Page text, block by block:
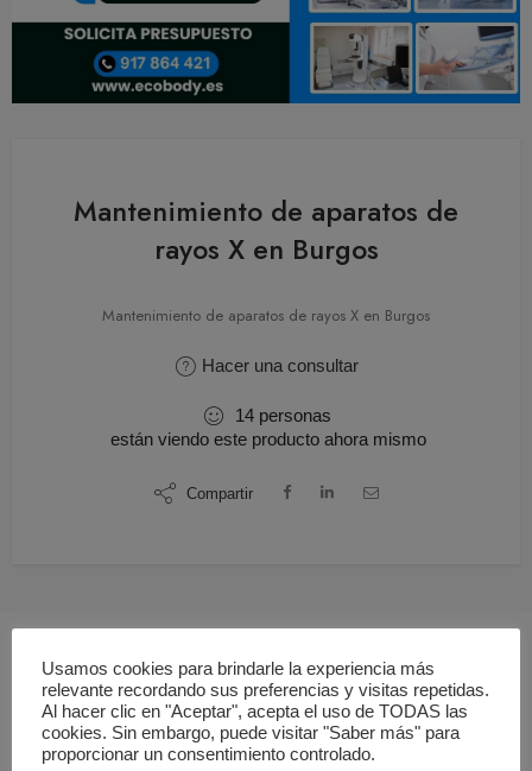
Mantenimiento de aparatos de
rayos X en Burgos
Mantenimiento de aparatos de rayos X en Burgos
Hacer una consultar
14 personas
están viendo este producto ahora mismo
Compartir
Descripción
¿QUÉ INCLUYE LA OFERTA?
Usamos cookies para brindarle la experiencia más
relevante recordando sus preferencias y visitas repetidas.
Al hacer clic en "Aceptar", acepta el uso de TODAS las
cookies. Sin embargo, puede visitar "Saber más" para
proporcionar un consentimiento controlado.